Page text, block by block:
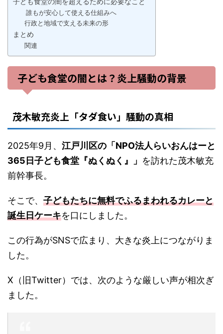
誰もが安心して使える仕組みへ
行政と地域で支える未来の形
まとめ
関連
子ども食堂の闇とは？炎上騒動の背景
茂木敏充炎上「タダ食い」騒動の真相
2025年9月、 江戸川区の「NPO法人らいおんはーと
365日子ども食堂『ぬくぬく』」 を訪れた茂木敏充
前幹事長。
そこで、 子どもたちに無料でふるまわれるカレーと
誕生日ケーキを口にしました。
この行為がSNSで広まり、大きな炎上につながりま
した。
X（旧Twitter）では、次のような厳しい声が相次ぎ
ました。